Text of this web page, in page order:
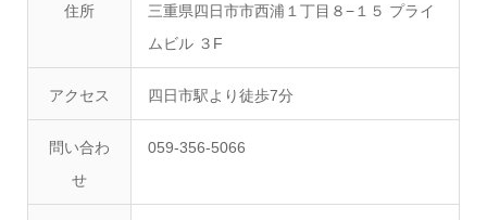
住所
三重県四日市市西浦１丁目８−１５ プライ
ムビル ３F
アクセス 四日市駅より徒歩7分
問い合わ
せ
059-356-5066